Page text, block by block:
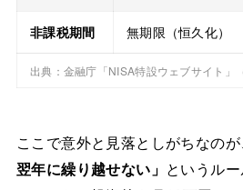
非課税期間 無期限（恒久化）
出典：金融庁「NISA特設ウェブサイト」
ここで意外と見落としがちなのが
翌年に繰り越せない」 というル